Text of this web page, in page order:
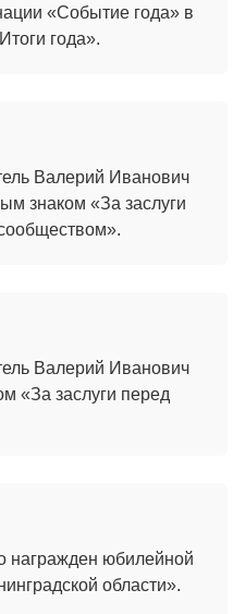
«Событие года» в
года».
Валерий Иванович
знаком «За заслуги
Валерий Иванович
«За заслуги перед
награжден юбилейной
области».